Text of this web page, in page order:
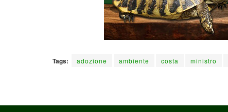
Tags: adozione ambiente costa ministro